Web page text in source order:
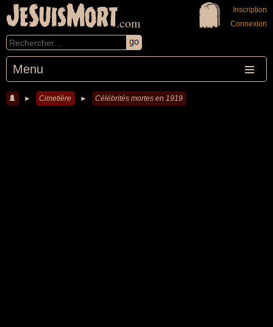
JeSuisMort.com
Menu
Inscription
Connexion
► Cimetière ► Célébrités mortes en 1919